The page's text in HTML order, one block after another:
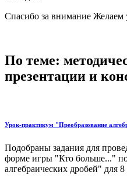
Спасибо за внимание Желаем
По теме:
презентации и
Урок-практикум "Преобразование
Подобраны задания для
форме игры "Кто больше..."
алгебраических дробей" для 8